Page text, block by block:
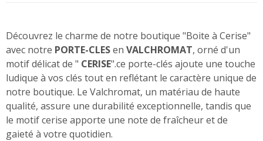
Découvrez le charme de notre boutique "Boite à Cerise"
avec notre PORTE-CLESen VALCHROMAT, orné d'un
motif délicat de " CERISE".ce porte-clés ajoute une touche
ludique à vos clés tout en reflétant le caractère unique de
notre boutique. Le Valchromat, un matériau de haute
qualité, assure une durabilité exceptionnelle, tandis que
le motif cerise apporte une note de fraîcheur et de
gaieté à votre quotidien.